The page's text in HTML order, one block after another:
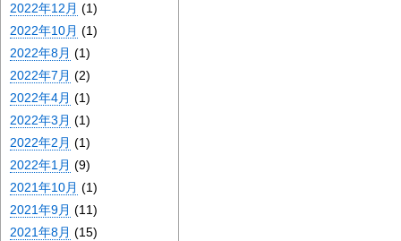
2022年12月 (1)
2022年10月 (1)
2022年8月 (1)
2022年7月 (2)
2022年4月 (1)
2022年3月 (1)
2022年2月 (1)
2022年1月 (9)
2021年10月 (1)
2021年9月 (11)
2021年8月 (15)